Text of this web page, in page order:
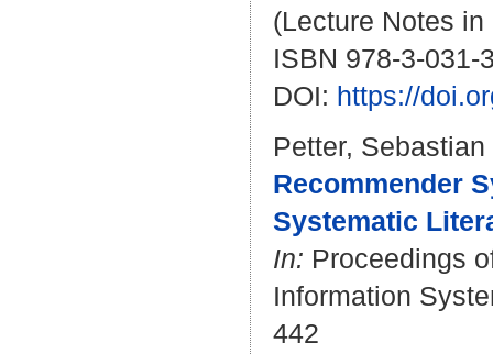
(Lecture Notes
ISBN 978-3-031-
DOI: https://
Petter, Sebastian
Recommender
Systematic
In: Proceedings
Information
442